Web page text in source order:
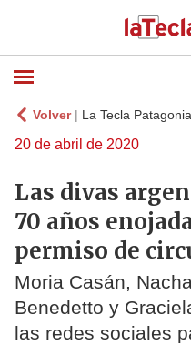
Volver| La Tecla Patagonia
20 de abril de 2020
Las divas
70 años
permiso de
Moria Casán,
Benedetto y
las redes sociales